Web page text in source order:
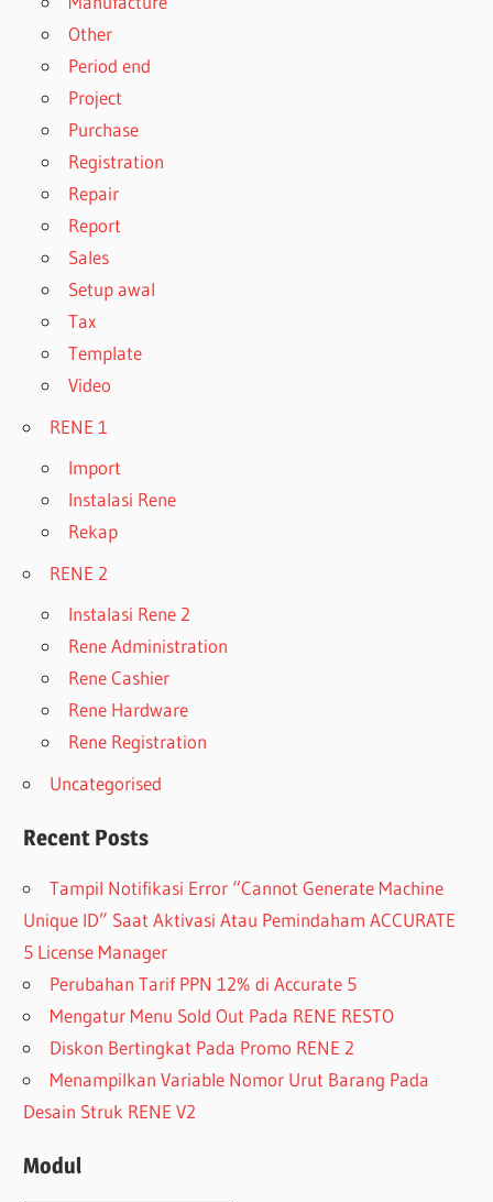
Other
Period end
Project
Purchase
Registration
Repair
Report
Sales
Setup awal
Tax
Template
Video
RENE 1
Import
Instalasi Rene
Rekap
RENE 2
Instalasi Rene 2
Rene Administration
Rene Cashier
Rene Hardware
Rene Registration
Uncategorised
Recent Posts
Tampil Notifikasi Error “Cannot Generate Machine
Unique ID” Saat Aktivasi Atau Pemindaham ACCURATE
5 License Manager
Perubahan Tarif PPN 12% di Accurate 5
Mengatur Menu Sold Out Pada RENE RESTO
Diskon Bertingkat Pada Promo RENE 2
Menampilkan Variable Nomor Urut Barang Pada
Desain Struk RENE V2
Modul